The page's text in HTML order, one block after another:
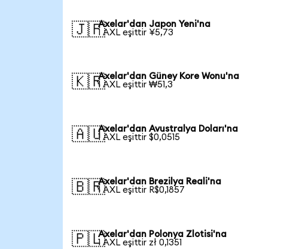
🇯🇵Axelar'dan Japon Yeni'na
1 AXL eşittir ¥5,73
🇰🇷Axelar'dan Güney Kore Wonu'na
1 AXL eşittir ₩51,3
🇦🇺Axelar'dan Avustralya Doları'na
1 AXL eşittir $0,0515
🇧🇷Axelar'dan Brezilya Reali'na
1 AXL eşittir R$0,1857
🇵🇱Axelar'dan Polonya Zlotisi'na
1 AXL eşittir zł 0,1351